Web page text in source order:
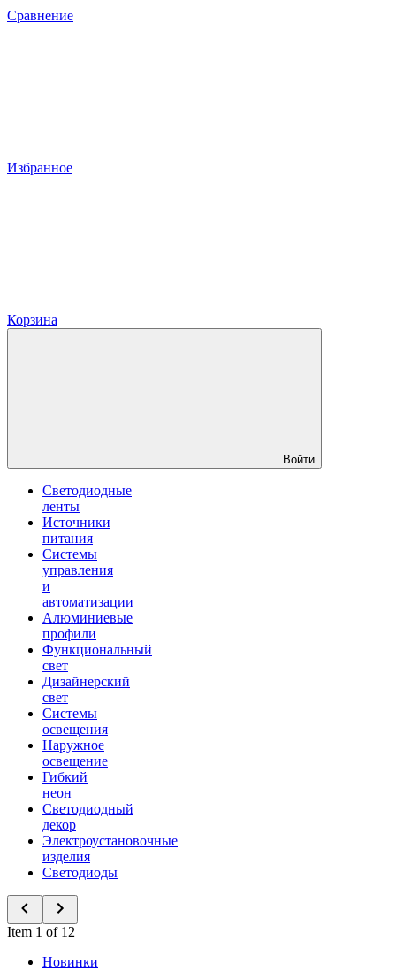
Сравнение
Избранное
Корзина
Войти
Светодиодные
ленты
Источники
питания
Системы
управления
и
автоматизации
Алюминиевые
профили
Функциональный
свет
Дизайнерский
свет
Системы
освещения
Наружное
освещение
Гибкий
неон
Светодиодный
декор
Электроустановочные
изделия
Светодиоды
Item 1 of 12
Новинки